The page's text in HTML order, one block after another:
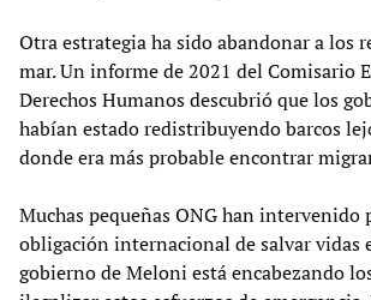
Otra estrategia ha sido abandonar a los
mar. Un informe de 2021 del Comisario
Derechos Humanos descubrió que los
habían estado redistribuyendo barcos
donde era más probable encontrar
Muchas pequeñas ONG han intervenido
obligación internacional de salvar vidas
gobierno de Meloni está encabezando